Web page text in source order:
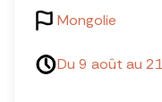
Mongolie
Du 9 août au